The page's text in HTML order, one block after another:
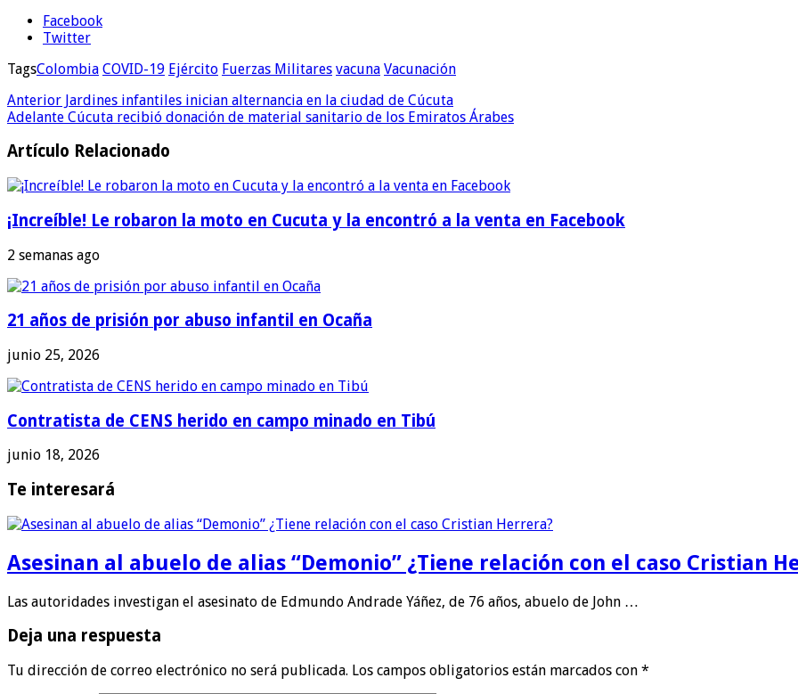
Facebook
Twitter
TagsColombia COVID-19 Ejército Fuerzas Militares vacuna Vacunación
Anterior Jardines infantiles inician alternancia en la ciudad de Cúcuta
Adelante Cúcuta recibió donación de material sanitario de los Emiratos Árabes
Artículo Relacionado
¡Increíble! Le robaron la moto en Cucuta y la encontró a la venta en Facebook
2 semanas ago
21 años de prisión por abuso infantil en Ocaña
junio 25, 2026
Contratista de CENS herido en campo minado en Tibú
junio 18, 2026
Te interesará
Asesinan al abuelo de alias “Demonio” ¿Tiene relación con el caso Cristian
Las autoridades investigan el asesinato de Edmundo Andrade Yáñez, de 76 años, abuelo de John …
Deja una respuesta
Tu dirección de correo electrónico no será publicada. Los campos obligatorios están marcados con *